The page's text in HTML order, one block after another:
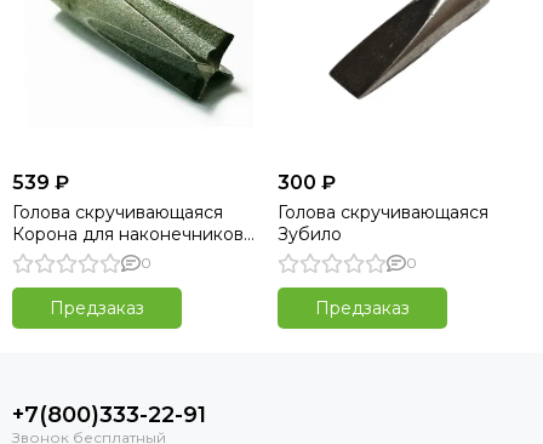
539 ₽
Голова скручивающаяся
Корона для наконечников
Zelinka
0
Предзаказ
300 ₽
Голова скручивающаяся
Зубило
0
Предзаказ
+7(800)333-22-91